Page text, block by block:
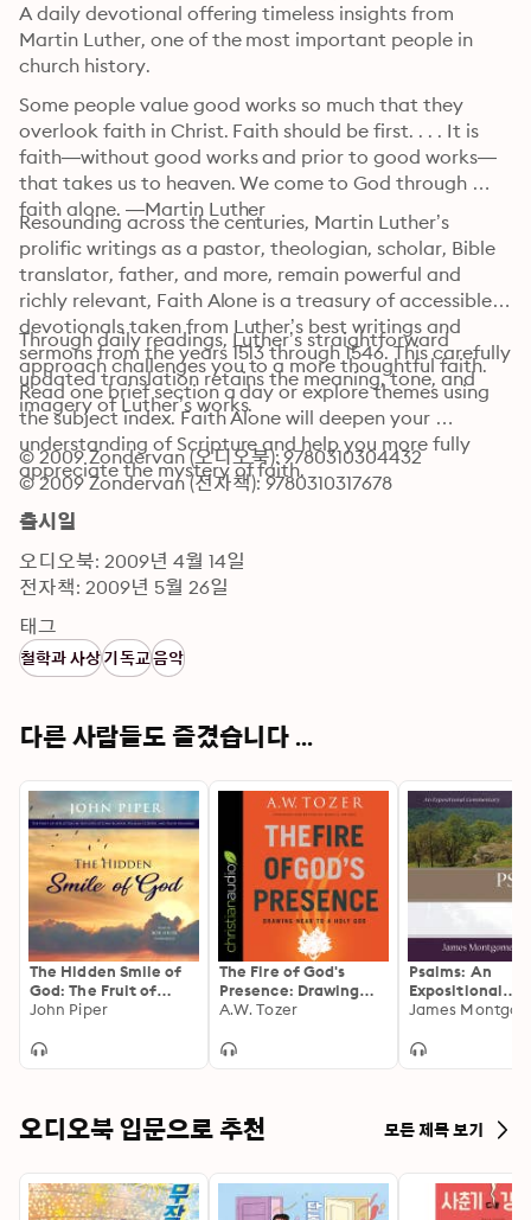
A daily devotional offering timeless insights from
Martin Luther, one of the most important people in
church history.
Some people value good works so much that they
overlook faith in Christ. Faith should be first. . . . It is
faith—without good works and prior to good works—
that takes us to heaven. We come to God through
faith alone. —Martin Luther
Resounding across the centuries, Martin Luther’s
prolific writings as a pastor, theologian, scholar, Bible
translator, father, and more, remain powerful and
richly relevant, Faith Alone is a treasury of accessible
devotionals taken from Luther’s best writings and
sermons from the years 1513 through 1546. This carefully
updated translation retains the meaning, tone, and
imagery of Luther’s works.
Through daily readings, Luther’s straightforward
approach challenges you to a more thoughtful faith.
Read one brief section a day or explore themes using
the subject index. Faith Alone will deepen your
understanding of Scripture and help you more fully
appreciate the mystery of faith.
© 2009 Zondervan (오디오북): 9780310304432
© 2009 Zondervan (전자책): 9780310317678
출시일
오디오북: 2009년 4월 14일
전자책: 2009년 5월 26일
태그
철학과 사상기독교음악
다른 사람들도 즐겼습니다 ...
The Hidden Smile of
God: The Fruit of
Affliction in the Lives
William Cowper, and
John Piper
The Fire of God's
Presence: Drawing
Near to a Holy God
A.W. Tozer
Psalms: An
Expositional
Commentary,
오디오북 입문으로 추천 모든 제목 보기